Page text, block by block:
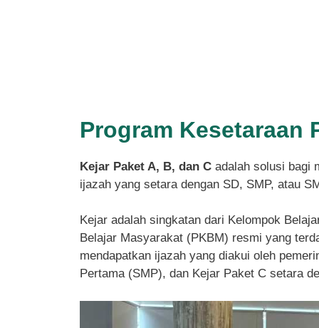
Program Kesetaraan
Kejar Paket A, B, dan C adalah solusi bagi
ijazah yang setara dengan SD, SMP, atau
Kejar adalah singkatan dari Kelompok
Belajar Masyarakat (PKBM) resmi yang
mendapatkan ijazah yang diakui oleh
Pertama (SMP), dan Kejar Paket C setara